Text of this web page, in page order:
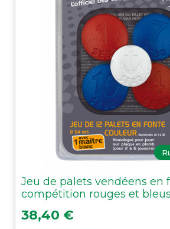
Jeu de palets vendéens en
compétition rouges et bleus
Prix
38,40 €